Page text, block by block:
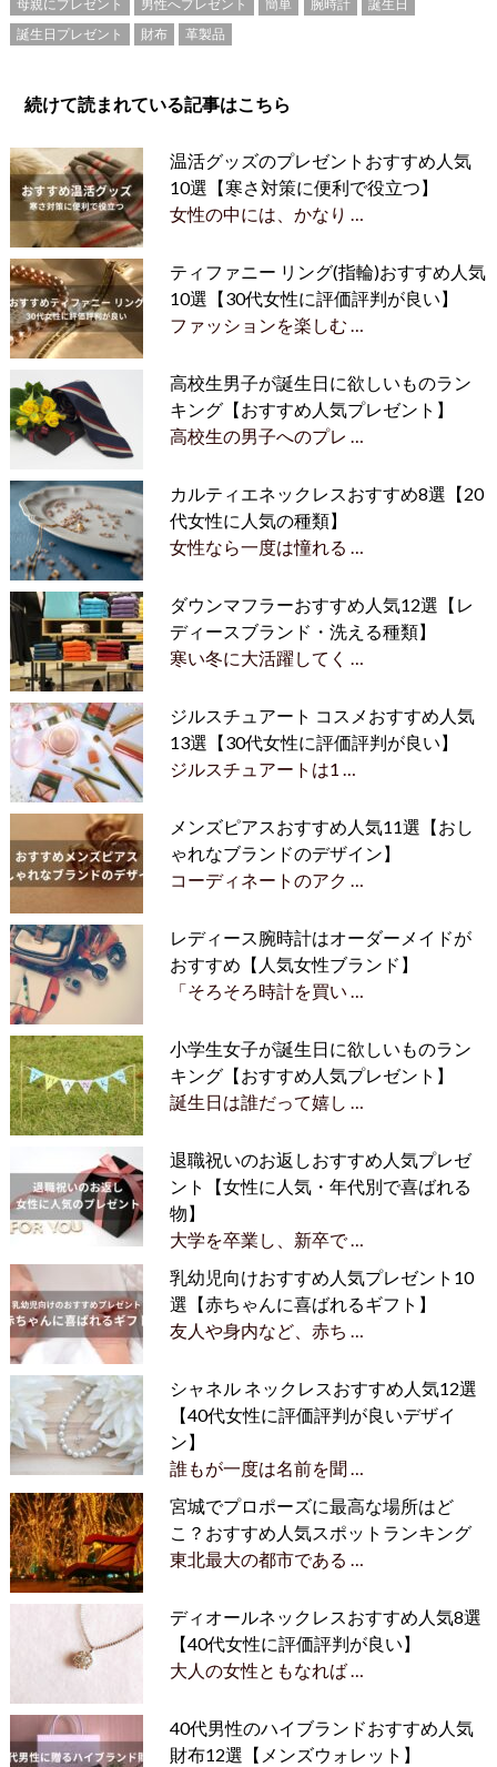
母親にプレゼント 男性へプレゼント 簡単 腕時計
誕生日
誕生日プレゼント
財布 革製品
続けて読まれている記事はこちら
温活グッズのプレゼントおすすめ人気
10選【寒さ対策に便利で役立つ】
女性の中には、かなり …
ティファニー リング(指輪)おすすめ人気
10選【30代女性に評価評判が良い】
ファッションを楽しむ …
高校生男子が誕生日に欲しいものラン
キング【おすすめ人気プレゼント】
高校生の男子へのプレ …
カルティエネックレスおすすめ8選【20
代女性に人気の種類】
女性なら一度は憧れる …
ダウンマフラーおすすめ人気12選【レ
ディースブランド・洗える種類】
寒い冬に大活躍してく …
ジルスチュアート コスメおすすめ人気
13選【30代女性に評価評判が良い】
ジルスチュアートは1 …
メンズピアスおすすめ人気11選【おし
ゃれなブランドのデザイン】
コーディネートのアク …
レディース腕時計はオーダーメイドが
おすすめ【人気女性ブランド】
「そろそろ時計を買い …
小学生女子が誕生日に欲しいものラン
キング【おすすめ人気プレゼント】
誕生日は誰だって嬉し …
退職祝いのお返しおすすめ人気プレゼ
ント【女性に人気・年代別で喜ばれる
物】
大学を卒業し、新卒で …
乳幼児向けおすすめ人気プレゼント10
選【赤ちゃんに喜ばれるギフト】
友人や身内など、赤ち …
シャネル ネックレスおすすめ人気12選
【40代女性に評価評判が良いデザイ
ン】
誰もが一度は名前を聞 …
宮城でプロポーズに最高な場所はど
こ？おすすめ人気スポットランキング
東北最大の都市である …
ディオールネックレスおすすめ人気8選
【40代女性に評価評判が良い】
大人の女性ともなれば …
40代男性のハイブランドおすすめ人気
財布12選【メンズウォレット】